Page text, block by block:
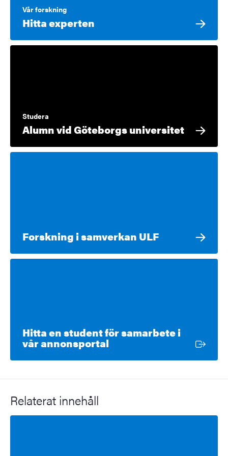
Vår forskning
Hitta experten
Studera
Alumn vid Göteborgs universitet
Forskning i samverkan ULF
Hitta en student för samarbete i
vår annonsportal
Relaterat innehåll